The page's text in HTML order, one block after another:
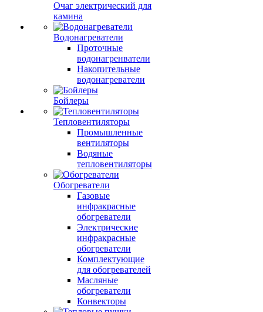
Очаг электрический для
камина
Водонагреватели
Проточные
водонагренватели
Накопительные
водонагреватели
Бойлеры
Тепловентиляторы
Промышленные
вентиляторы
Водяные
тепловентиляторы
Обогреватели
Газовые
инфракрасные
обогреватели
Электрические
инфракрасные
обогреватели
Комплектующие
для обогревателей
Масляные
обогреватели
Конвекторы